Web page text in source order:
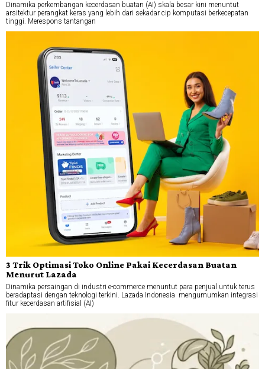
Dinamika perkembangan kecerdasan buatan (AI) skala besar kini menuntut
arsitektur perangkat keras yang lebih dari sekadar cip komputasi berkecepatan
tinggi. Merespons tantangan
3 Trik Optimasi Toko Online Pakai Kecerdasan Buatan
Menurut Lazada
Dinamika persaingan di industri e-commerce menuntut para penjual untuk terus
beradaptasi dengan teknologi terkini. Lazada Indonesia mengumumkan integrasi
fitur kecerdasan artifisial (AI)